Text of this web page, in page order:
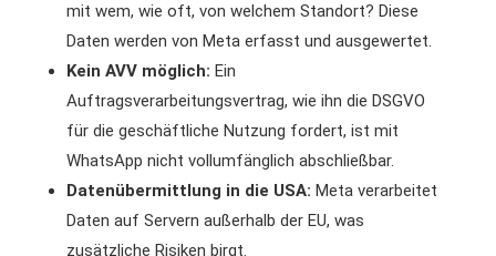
mit wem, wie oft, von welchem Standort? Diese
Daten werden von Meta erfasst und ausgewertet.
Kein AVV möglich: Ein
Auftragsverarbeitungsvertrag, wie ihn die DSGVO
für die geschäftliche Nutzung fordert, ist mit
WhatsApp nicht vollumfänglich abschließbar.
Datenübermittlung in die USA: Meta verarbeitet
Daten auf Servern außerhalb der EU, was
zusätzliche Risiken birgt.